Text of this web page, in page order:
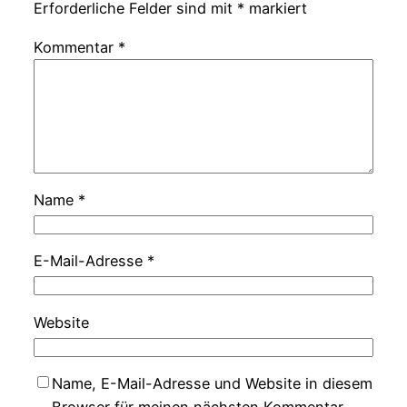
Erforderliche Felder sind mit * markiert
Kommentar *
Name *
E-Mail-Adresse *
Website
Name, E-Mail-Adresse und Website in diesem